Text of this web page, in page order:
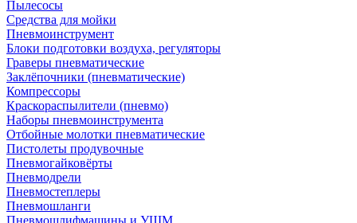
Пылесосы
Средства для мойки
Пневмоинструмент
Блоки подготовки воздуха, регуляторы
Граверы пневматические
Заклёпочники (пневматические)
Компрессоры
Краскораспылители (пневмо)
Наборы пневмоинструмента
Отбойные молотки пневматические
Пистолеты продувочные
Пневмогайковёрты
Пневмодрели
Пневмостеплеры
Пневмошланги
Пневмошлифмашины и УШМ